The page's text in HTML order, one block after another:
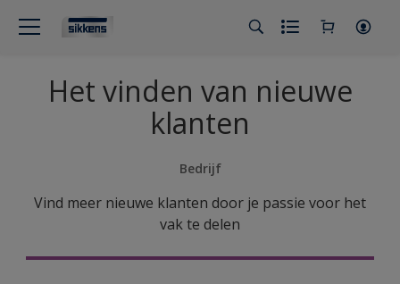
Het vinden van nieuwe
klanten
Bedrijf
Vind meer nieuwe klanten door je passie voor het
vak te delen